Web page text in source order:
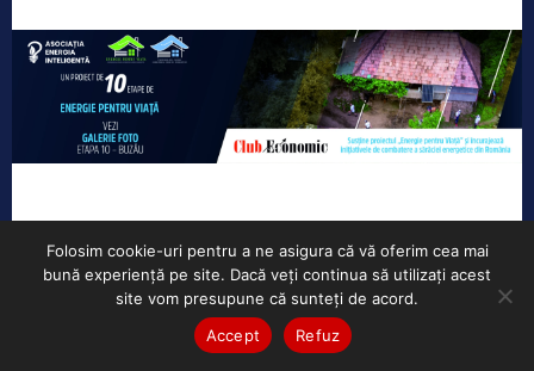
ARTICOLUL PRECEDENT
Artur Stratan, membru
în bord ROPEPCA, la
ARTICOLUL URMĂTOR
Anul electoral
adâncește deficitul
Folosim cookie-uri pentru a ne asigura că vă oferim cea mai
bună experiență pe site. Dacă veți continua să utilizați acest
site vom presupune că sunteți de acord.
Accept
Refuz